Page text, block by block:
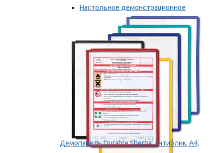
Настольное демонстрационное
оборудование
Мы рекомендуем
Демопанель Durable Sherpa, антиблик, А4,